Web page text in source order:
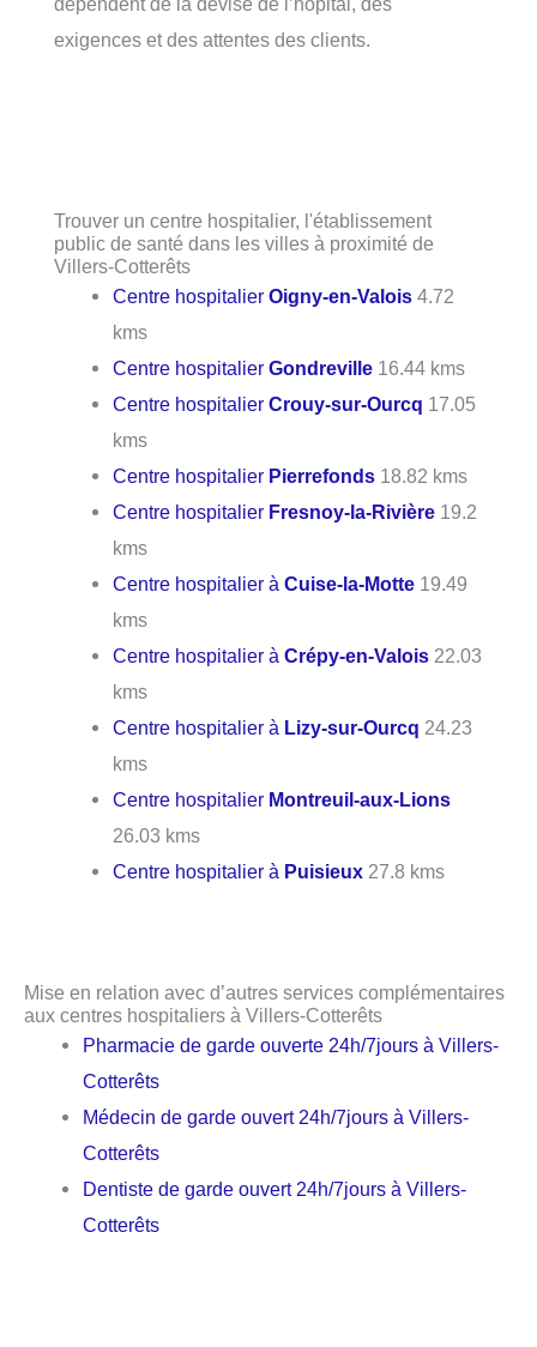
exigences et des attentes des clients.
Trouver un centre hospitalier, l'établissement
public de santé dans les villes à proximité de
Villers-Cotterêts
Centre hospitalierOigny-en-Valois 4.72
kms
Centre hospitalierGondreville 16.44 kms
Centre hospitalierCrouy-sur-Ourcq 17.05
kms
Centre hospitalier Pierrefonds 18.82 kms
Centre hospitalier Fresnoy-la-Rivière 19.2
kms
Centre hospitalier àCuise-la-Motte 19.49
kms
Centre hospitalier àCrépy-en-Valois 22.03
kms
Centre hospitalier à Lizy-sur-Ourcq 24.23
kms
Centre hospitalier Montreuil-aux-Lions
26.03 kms
Centre hospitalier à Puisieux 27.8 kms
Mise en relation avec d’autres services complémentaires
aux centres hospitaliers à Villers-Cotterêts
Pharmacie de garde ouverte 24h/7jours à Villers-
Cotterêts
Médecin de garde ouvert 24h/7jours à Villers-
Cotterêts
Dentiste de garde ouvert 24h/7jours à Villers-
Cotterêts